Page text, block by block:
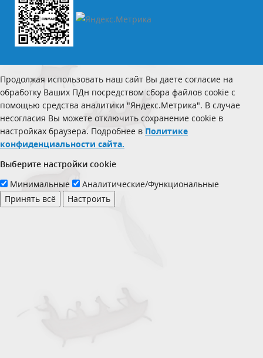
Продолжая использовать наш сайт Вы даете согласие на
обработку Ваших ПДн посредством сбора файлов cookie с
помощью средства аналитики "Яндекс.Метрика". В случае
несогласия Вы можете отключить сохранение cookie в
настройках браузера. Подробнее в Политике
конфиденциальности сайта.
Выберите настройки cookie
Минимальные
Аналитические/Функциональные
Принять всё
Настроить